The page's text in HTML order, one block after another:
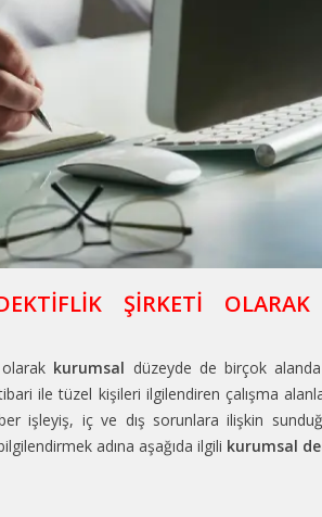
ŞİRKETİ OLARAK
olarak kurumsal düzeyde de birçok
ile tüzel kişileri ilgilendiren çalışma
işleyiş, iç ve dış sorunlara ilişkin
adına aşağıda ilgili kurumsal